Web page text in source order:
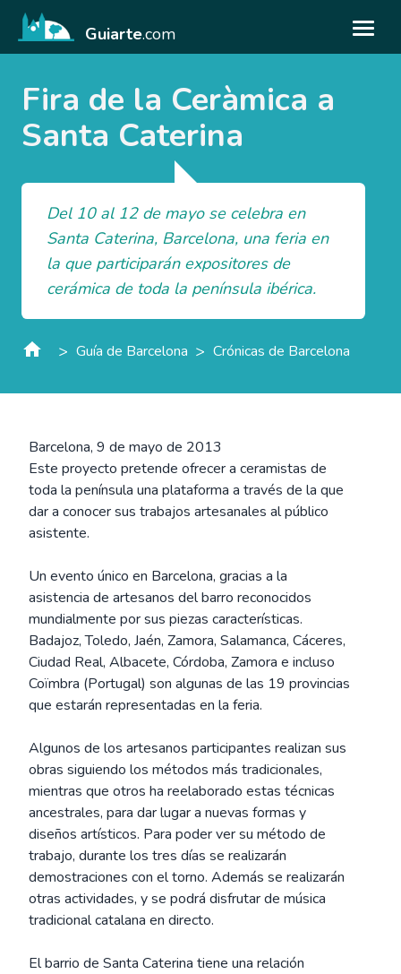
Guiarte.com
Fira de la Ceràmica a
Santa Caterina
Del 10 al 12 de mayo se celebra en
Santa Caterina, Barcelona, una feria en
la que participarán expositores de
cerámica de toda la península ibérica.
> Guía de Barcelona > Crónicas de Barcelona
Barcelona, 9 de mayo de 2013
Este proyecto pretende ofrecer a ceramistas de
toda la península una plataforma a través de la que
dar a conocer sus trabajos artesanales al público
asistente.
Un evento único en Barcelona, gracias a la
asistencia de artesanos del barro reconocidos
mundialmente por sus piezas características.
Badajoz, Toledo, Jaén, Zamora, Salamanca, Cáceres,
Ciudad Real, Albacete, Córdoba, Zamora e incluso
Coïmbra (Portugal) son algunas de las 19 provincias
que estarán representadas en la feria.
Algunos de los artesanos participantes realizan sus
obras siguiendo los métodos más tradicionales,
mientras que otros ha reelaborado estas técnicas
ancestrales, para dar lugar a nuevas formas y
diseños artísticos. Para poder ver su método de
trabajo, durante los tres días se realizarán
demostraciones con el torno. Además se realizarán
otras actividades, y se podrá disfrutar de música
tradicional catalana en directo.
El barrio de Santa Caterina tiene una relación